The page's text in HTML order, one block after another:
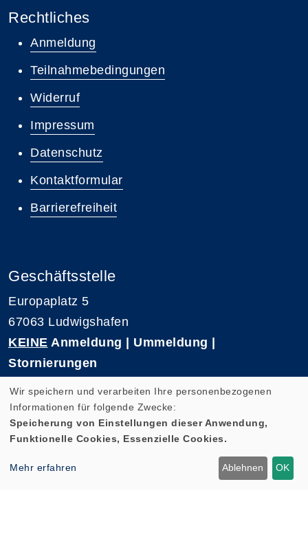
Rechtliches
Anmeldung
Teilnahmebedingungen
Widerruf
Impressum
Datenschutz
Kontaktformular
Barrierefreiheit
Geschäftsstelle
Europaplatz 5
67063 Ludwigshafen
KEINE Anmeldung | Ummeldung |
Stornierungen
E-Mail: kvhs-geschaeftsstelle@vhs-rpk.de
Wir speichern und verarbeiten Ihre personenbezogenen
Informationen für folgende Zwecke:
Speicherung von Einstellungen dieser Anwendung,
Funktionelle Cookies, Essenzielle Cookies.
Mehr erfahren Ablehnen OK